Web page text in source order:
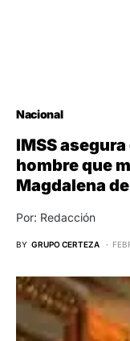
Nacional
IMSS
hombre que
Magdalena
Por: Redacción
BY GRUPO CERTEZA